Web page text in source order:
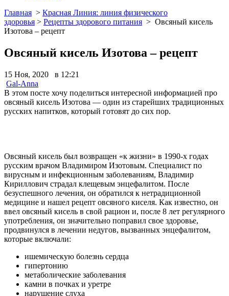
Главная > Красная Линия: линия физического
здоровья > Рецепты здорового питания > Овсяный кисель
Изотова – рецепт
Овсяный кисель Изотова – рецепт
15 Ноя, 2020 в 12:21
Gal-Anna
В этом посте хочу поделиться интересной информацией про
овсяный кисель Изотова — один из старейших традиционных
русских напитков, который готовят до сих пор.
Овсяный кисель был возвращен «к жизни» в 1990-х годах
русским врачом Владимиром Изотовым. Специалист по
вирусным и инфекционным заболеваниям, Владимир
Кириллович страдал клещевым энцефалитом. После
безуспешного лечения, он обратился к нетрадиционной
медицине и нашел рецепт овсяного киселя. Как известно, он
ввел овсяный кисель в свой рацион и, после 8 лет регулярного
употребления, он значительно поправил свое здоровье,
продвинулся в лечении недугов, вызванных энцефалитом,
которые включали:
ишемическую болезнь сердца
гипертонию
метаболические заболевания
камни в почках и уретре
нарушение слуха